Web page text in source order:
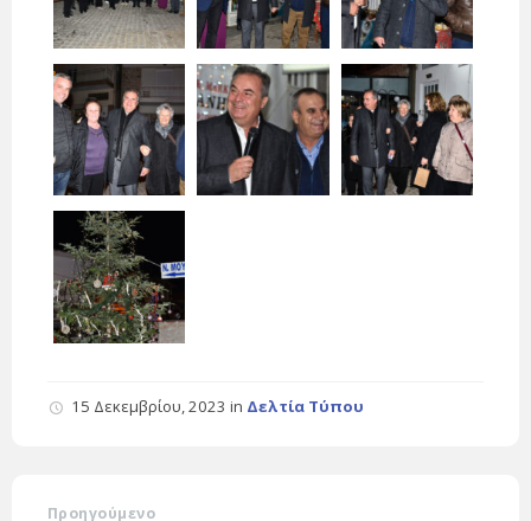
15 Δεκεμβρίου, 2023 in Δελτία Τύπου
Προηγούμενο